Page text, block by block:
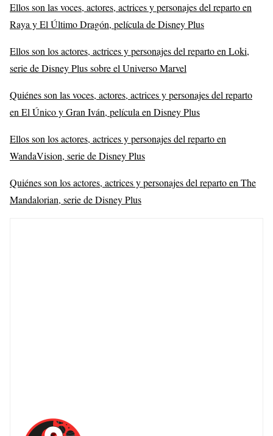
Ellos son las voces, actores, actrices y personajes del reparto en
Raya y El Último Dragón, película de Disney Plus
Ellos son los actores, actrices y personajes del reparto en Loki,
serie de Disney Plus sobre el Universo Marvel
Quiénes son las voces, actores, actrices y personajes del reparto
en El Único y Gran Iván, película en Disney Plus
Ellos son los actores, actrices y personajes del reparto en
WandaVision, serie de Disney Plus
Quiénes son los actores, actrices y personajes del reparto en The
Mandalorian, serie de Disney Plus